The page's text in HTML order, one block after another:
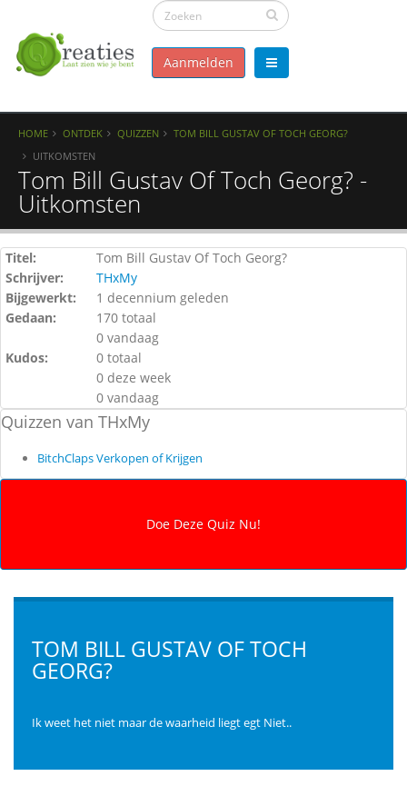
Aanmelden
HOME ONTDEK QUIZZEN
TOM BILL GUSTAV OF TOCH GEORG?
UITKOMSTEN
Tom Bill Gustav Of Toch Georg? -
Uitkomsten
Titel:
Tom Bill Gustav Of Toch Georg?
Schrijver:
THxMy
Bijgewerkt:
1 decennium geleden
Gedaan:
170 totaal
0 vandaag
Kudos:
0 totaal
0 deze week
0 vandaag
Quizzen van THxMy
BitchClaps Verkopen of Krijgen
TOM BILL GUSTAV OF TOCH
GEORG?
Ik weet het niet maar de waarheid liegt egt Niet..